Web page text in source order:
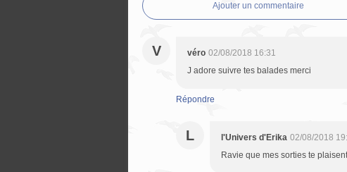
Ajouter un commentaire
V véro 02/08/2018 16:31
J adore suivre tes balades merci
Répondre
L l'Univers d'Erika 02/08/2018
Ravie que mes sorties te